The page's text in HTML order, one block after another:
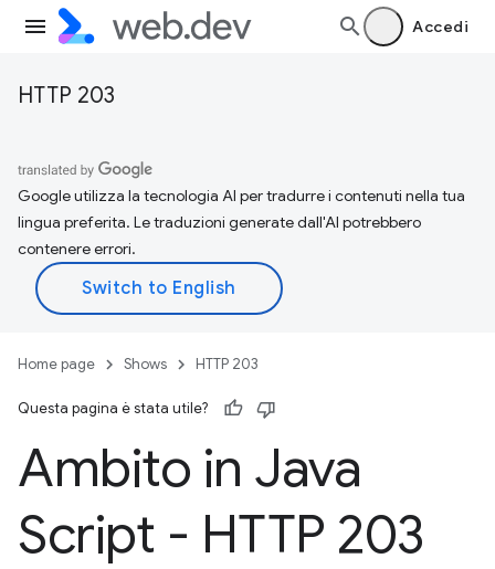
Accedi
HTTP 203
Google utilizza la tecnologia AI per tradurre i contenuti nella tua
lingua preferita. Le traduzioni generate dall'AI potrebbero
contenere errori.
Home page Shows HTTP 203
Questa pagina è stata utile?
Ambito in Java
Script - HTTP 203